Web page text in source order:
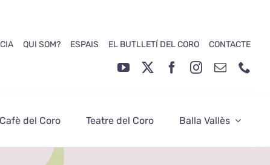
QUI SOM? ESPAIS EL BUTLLETÍ DEL CORO CONTACTE
del Coro Teatre del Coro Balla Vallès